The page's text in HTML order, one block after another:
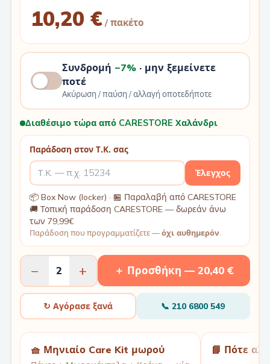
10,20 € / πακέτο
Συνδρομή −7%· μην ξεμείνετε
ποτέ
Ακύρωση / παύση / αλλαγή οποτεδήποτε
Διαθέσιμο τώρα από CARESTORE Χαλάνδρι
Παράδοση στον Τ.Κ. σας
Έλεγχος
📦 Box Now (locker) · 🏪 Παραλαβή από CARESTORE
🚚 Τοπική παράδοση CARESTORE — δωρεάν άνω
των 79,99€
Παράδοση που προγραμματίζετε —όχι αυθημερόν
− 2 + ＋ Προσθήκη — 20,40 €
↻ Αγόρασε ξανά 📞210 6800 549
🧺 Μηνιαίο Care Kit μωρού 📘 Πότε